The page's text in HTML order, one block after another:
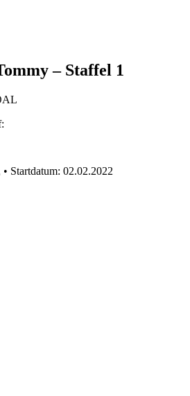
– Staffel 1
• Startdatum: 02.02.2022